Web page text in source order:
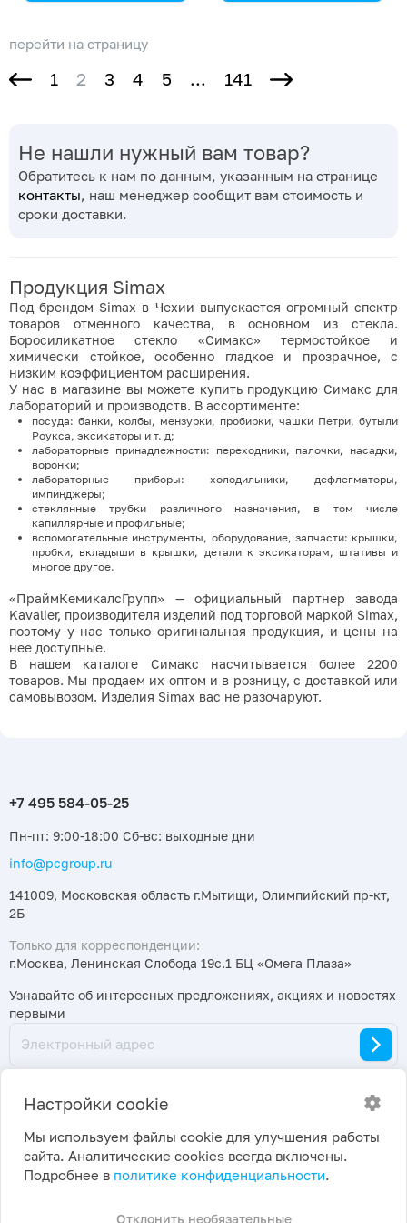
перейти на страницу
1 2 3 4 5 ... 141
Не нашли нужный вам товар?
Обратитесь к нам по данным, указанным на странице
контакты, наш менеджер сообщит вам стоимость и
сроки доставки.
Продукция Simax
Под брендом Simax в Чехии выпускается огромный спектр
товаров отменного качества, в основном из стекла.
Боросиликатное стекло «Симакс» термостойкое и
химически стойкое, особенно гладкое и прозрачное, с
низким коэффициентом расширения.
У нас в магазине вы можете купить продукцию Симакс для
лабораторий и производств. В ассортименте:
посуда: банки, колбы, мензурки, пробирки, чашки Петри, бутыли
Роукса, эксикаторы и т. д;
лабораторные принадлежности: переходники, палочки, насадки,
воронки;
лабораторные приборы: холодильники, дефлегматоры,
импинджеры;
стеклянные трубки различного назначения, в том числе
капиллярные и профильные;
вспомогательные инструменты, оборудование, запчасти: крышки,
пробки, вкладыши в крышки, детали к эксикаторам, штативы и
многое другое.
«ПраймКемикалсГрупп» — официальный партнер завода
Kavalier, производителя изделий под торговой маркой Simax,
поэтому у нас только оригинальная продукция, и цены на
нее доступные.
В нашем каталоге Симакс насчитывается более 2200
товаров. Мы продаем их оптом и в розницу, с доставкой или
самовывозом. Изделия Simax вас не разочаруют.
Пн-пт: 9:00-18:00 Сб-вс: выходные дни
info@pcgroup.ru
141009, Московская область г.Мытищи, Олимпийский пр-кт,
2Б
Только для корреспонденции:
г.Москва, Ленинская Слобода 19с.1 БЦ «Омега Плаза»
Узнавайте об интересных предложениях, акциях и новостях
первыми
2026 ©
ПраймКемикалсГрупп
Политика конфиденциальности
Настройки cookie
Настройки cookie
Мы используем файлы cookie для улучшения работы
сайта. Аналитические cookies всегда включены.
Подробнее в политике конфиденциальности.
Отклонить необязательные